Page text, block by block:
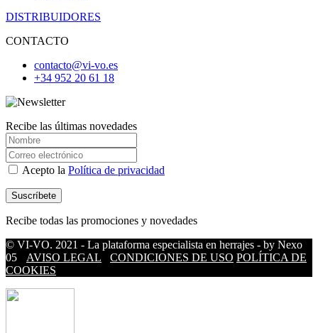
DISTRIBUIDORES
CONTACTO
contacto@vi-vo.es
+34 952 20 61 18
Recibe las últimas novedades
Acepto la Política de privacidad
Recibe todas las promociones y novedades
© VI-VO. 2021 - La plataforma especialista en herrajes - by Nexo
05
AVISO LEGAL CONDICIONES DE USO POLÍTICA DE
COOKIES